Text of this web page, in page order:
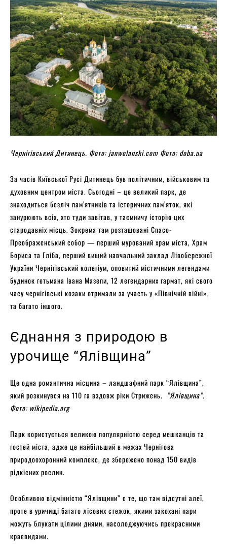
Чернігівський Дитинець. Фото: janwolanski.com Фото: doba.ua
За часів Київської Русі Дитинець був політичним, військовим та
духовним центром міста. Сьогодні – це великий парк, де
знаходиться безліч пам’ятників та історичних пам’яток, які
занурюють всіх, хто туди завітав, у таємничу історію цих
стародавніх місць. Зокрема там розташовані Спасо-
Преображенський собор — перший мурований храм міста, Храм
Бориса та Гліба, перший вищий навчальний заклад Лівобережної
України Чернігівський колегіум, оповитий містичними легендами
будинок гетьмана Івана Мазепи, 12 легендарних гармат, які свого
часу чернігівські козаки отримали за участь у «Північній війні»,
та багато іншого.
Єднання з природою в
урочище “Ялівщина”
Ще одна романтична місцина – ландшафний парк “Ялівщина”,
який розкинувся на 110 га вздовж ріки Стрижень. ”Ялівщина”.
Фото: wikipedia.org
Парк користується великою популярністю серед мешканців та
гостей міста, адже це найбільший в межах Чернігова
природоохоронний комплекс, де збережено понад 150 видів
рідкісних рослин.
Особливою відмінністю “Ялівщини” є те, що там відсутні алеї,
проте в уричищі багато лісових стежок, якими закохані пари
можуть блукати цілими днями, насолоджуючись прекрасними
краєвидами.